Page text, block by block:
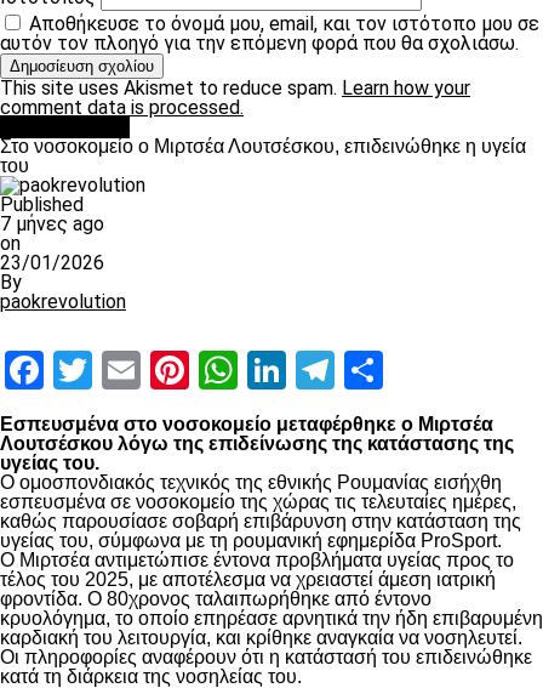
Αποθήκευσε το όνομά μου, email, και τον ιστότοπο μου σε
αυτόν τον πλοηγό για την επόμενη φορά που θα σχολιάσω.
This site uses Akismet to reduce spam. Learn how your
comment data is processed.
Στο νοσοκομείο ο Μιρτσέα Λουτσέσκου, επιδεινώθηκε η υγεία
του
Published
7 μήνες ago
on
23/01/2026
By
paokrevolution
Facebook
Twitter
EmailPinterest
WhatsApp
LinkedIn
Telegram
Εσπευσμένα στο νοσοκομείο μεταφέρθηκε ο Μιρτσέα
Λουτσέσκου λόγω της επιδείνωσης της κατάστασης της
υγείας του.
Ο ομοσπονδιακός τεχνικός της εθνικής Ρουμανίας εισήχθη
εσπευσμένα σε νοσοκομείο της χώρας τις τελευταίες ημέρες,
καθώς παρουσίασε σοβαρή επιβάρυνση στην κατάσταση της
υγείας του, σύμφωνα με τη ρουμανική εφημερίδα ProSport.
Ο Μιρτσέα αντιμετώπισε έντονα προβλήματα υγείας προς το
τέλος του 2025, με αποτέλεσμα να χρειαστεί άμεση ιατρική
φροντίδα. Ο 80χρονος ταλαιπωρήθηκε από έντονο
κρυολόγημα, το οποίο επηρέασε αρνητικά την ήδη επιβαρυμένη
καρδιακή του λειτουργία, και κρίθηκε αναγκαία να νοσηλευτεί.
Οι πληροφορίες αναφέρουν ότι η κατάστασή του επιδεινώθηκε
κατά τη διάρκεια της νοσηλείας του.